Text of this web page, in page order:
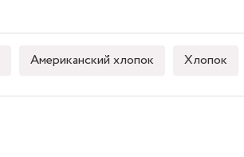
Американский хлопок Хлопок